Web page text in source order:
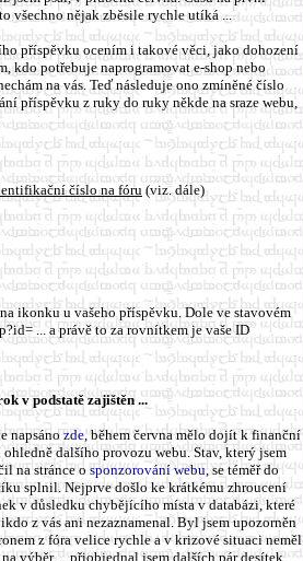
všechno nějak zběsile rychle utíká ...
příspěvku ocením i takové věci, jako dohození
kdo potřebuje naprogramovat e-shop nebo
na vás. Teď následuje ono zmíněné číslo
příspěvku z ruky do ruky někde na sraze webu,
číslo na fóru(viz. dále)
ikonku u vašeho příspěvku. Dole ve stavovém
... a právě to za rovnítkem je vaše ID
v podstatě zajištěn ...
napsánozde, během června mělo dojít k finanční
dalšího provozu webu. Stav, který jsem
na stránce o sponzorování webu, se téměř do
splnil. Nejprve došlo ke krátkému zhroucení
v důsledku chybějícího místa v databázi, které
z vás ani nezaznamenal. Byl jsem upozorněn
z fóra velice rychle a v krizové situaci neměl
výběr ... přiobjednal jsem dalších pár desítek